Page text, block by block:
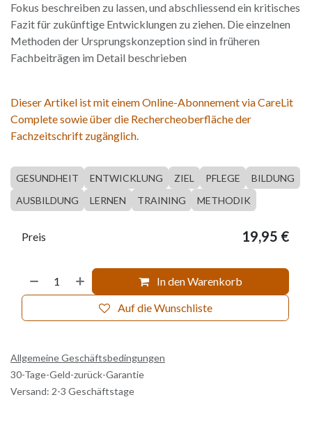
Fokus beschreiben zu lassen, und abschliessend ein kritisches
Fazit für zukünftige Entwicklungen zu ziehen. Die einzelnen
Methoden der Ursprungskonzeption sind in früheren
Fachbeiträgen im Detail beschrieben
Dieser Artikel ist mit einem Online-Abonnement via CareLit
Complete sowie über die Rechercheoberfläche der
Fachzeitschrift zugänglich.
GESUNDHEIT ENTWICKLUNG ZIEL PFLEGE
BILDUNG
AUSBILDUNG
LERNEN TRAINING METHODIK
In den Warenkorb
Auf die Wunschliste
Preis 19,95 €
Allgemeine Geschäftsbedingungen
30-Tage-Geld-zurück-Garantie
Versand: 2-3 Geschäftstage